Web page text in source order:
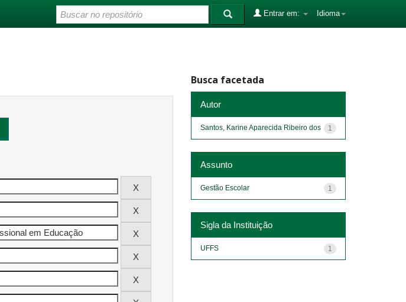
Idioma
Entrar em:
Busca facetada
Autor
1
Santos, Karine Aparecida Ribeiro dos
Assunto
1
Gestão Escolar
Sigla da Instituição
1
UFFS